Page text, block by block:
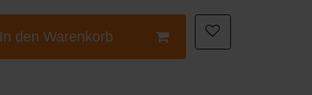
In den Warenkorb